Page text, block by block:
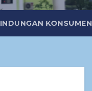
KONSUMEN